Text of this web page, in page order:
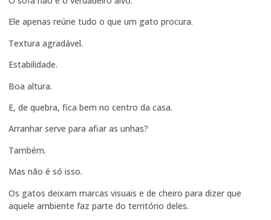
Ele apenas reúne tudo o que um gato procura.
Textura agradável.
Estabilidade.
Boa altura.
E, de quebra, fica bem no centro da casa.
Arranhar serve para afiar as unhas?
Também.
Mas não é só isso.
Os gatos deixam marcas visuais e de cheiro para dizer que
aquele ambiente faz parte do território deles.